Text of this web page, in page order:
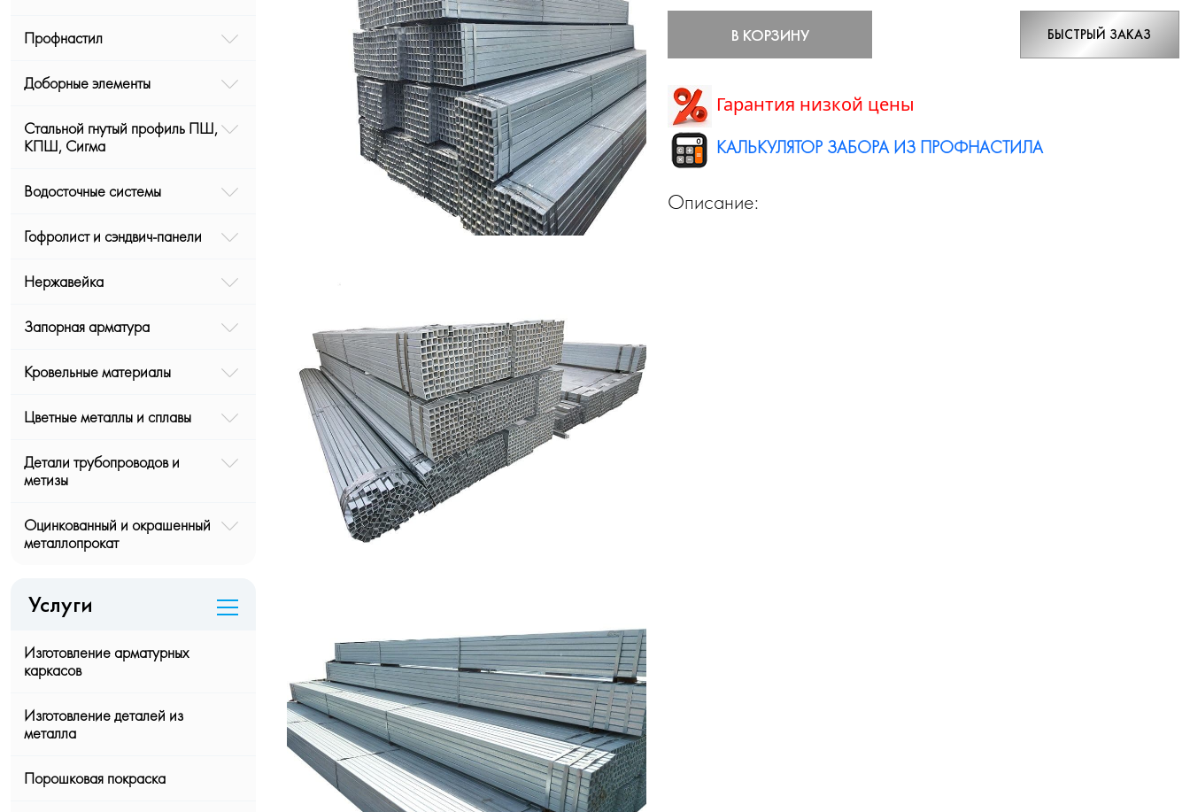
Профнастил
Доборные элементы
Стальной гнутый профиль ПШ,
КПШ, Сигма
Водосточные системы
Гофролист и сэндвич-панели
Нержавейка
Запорная арматура
Кровельные материалы
Цветные металлы и сплавы
Детали трубопроводов и
метизы
Оцинкованный и окрашенный
металлопрокат
Услуги
Изготовление арматурных
каркасов
Изготовление деталей из
металла
Порошковая покраска
В КОРЗИНУ БЫСТРЫЙ ЗАКАЗ
Гарантия низкой цены
КАЛЬКУЛЯТОР ЗАБОРА ИЗ ПРОФНАСТИЛА
Описание: